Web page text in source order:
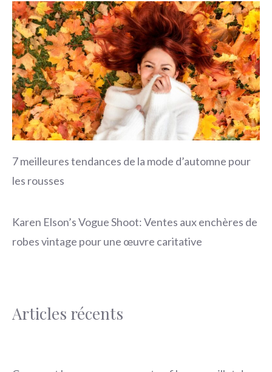
7 meilleures tendances de la mode d’automne pour
les rousses
Karen Elson’s Vogue Shoot: Ventes aux enchères de
robes vintage pour une œuvre caritative
Articles récents